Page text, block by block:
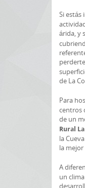
Si estás
árida, y
de La
Para
centros
de un
Rural
la
la
A
un